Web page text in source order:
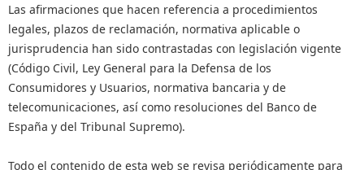
Las afirmaciones que hacen referencia a procedimientos
legales, plazos de reclamación, normativa aplicable o
jurisprudencia han sido contrastadas con legislación vigente
(Código Civil, Ley General para la Defensa de los
Consumidores y Usuarios, normativa bancaria y de
telecomunicaciones, así como resoluciones del Banco de
España y del Tribunal Supremo).
Todo el contenido de esta web se revisa periódicamente para